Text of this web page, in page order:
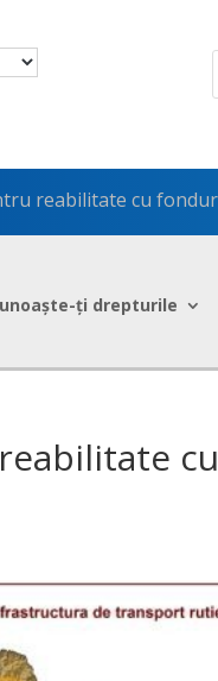
reabilitate cu
ți drepturile
cu